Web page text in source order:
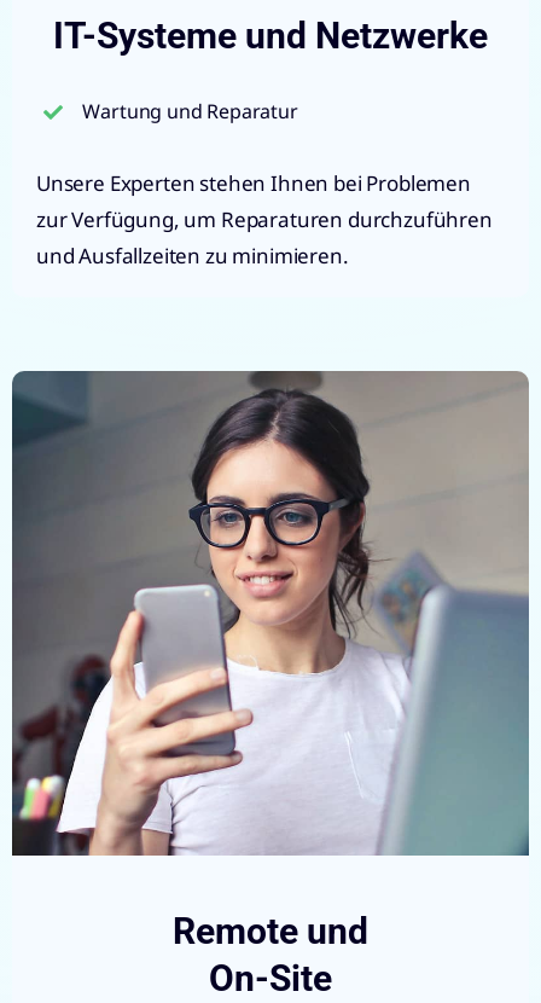
IT-Systeme und Netzwerke
Wartung und Reparatur
Unsere Experten stehen Ihnen bei Problemen
zur Verfügung, um Reparaturen durchzuführen
und Ausfallzeiten zu minimieren.
Remote und
On-Site